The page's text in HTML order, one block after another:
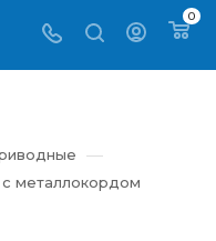
0
—
металлокордом